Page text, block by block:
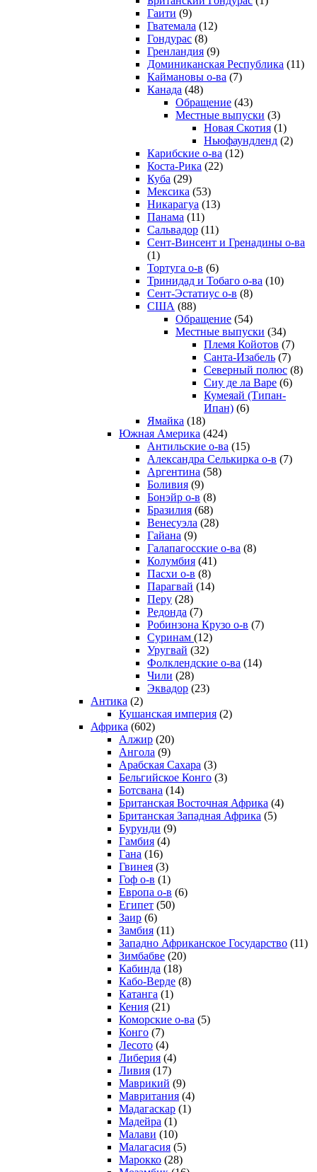
Гаити (9)
Гватемала (12)
Гондурас (8)
Гренландия (9)
Доминиканская Республика (11)
Каймановы о-ва (7)
Канада (48)
Обращение (43)
Местные выпуски (3)
Новая Скотия (1)
Ньюфаундленд (2)
Карибские о-ва (12)
Коста-Рика (22)
Куба (29)
Мексика (53)
Никарагуа (13)
Панама (11)
Сальвадор (11)
Сент-Винсент и Гренадины о-ва
(1)
Тортуга о-в (6)
Тринидад и Тобаго о-ва (10)
Сент-Эстатиус о-в (8)
США (88)
Обращение (54)
Местные выпуски (34)
Племя Койотов (7)
Санта-Изабель (7)
Северный полюс (8)
Сиу де ла Варе (6)
Кумеяай (Типан-
Ипан) (6)
Ямайка (18)
Южная Америка (424)
Антильские о-ва (15)
Александра Селькирка о-в (7)
Аргентина (58)
Боливия (9)
Бонэйр о-в (8)
Бразилия (68)
Венесуэла (28)
Гайана (9)
Галапагосские о-ва (8)
Колумбия (41)
Пасхи о-в (8)
Парагвай (14)
Перу (28)
Редонда (7)
Робинзона Крузо о-в (7)
Суринам (12)
Уругвай (32)
Фолклендские о-ва (14)
Чили (28)
Эквадор (23)
Антика (2)
Кушанская империя (2)
Африка (602)
Алжир (20)
Ангола (9)
Арабская Сахара (3)
Бельгийское Конго (3)
Ботсвана (14)
Британская Восточная Африка (4)
Британская Западная Африка (5)
Бурунди (9)
Гамбия (4)
Гана (16)
Гвинея (3)
Гоф о-в (1)
Европа о-в (6)
Египет (50)
Заир (6)
Замбия (11)
Западно Африканское Государство (11)
Зимбабве (20)
Кабинда (18)
Кабо-Верде (8)
Катанга (1)
Кения (21)
Коморcкие о-ва (5)
Конго (7)
Лесото (4)
Либерия (4)
Ливия (17)
Маврикий (9)
Мавритания (4)
Мадагаскар (1)
Мадейра (1)
Малави (10)
Малагасия (5)
Марокко (28)